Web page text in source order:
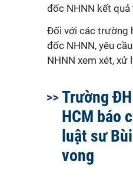
đốc NHNN kết quả
Đối với các trường
đốc NHNN, yêu
NHNN xem xét, xử
Trường
HCM báo
luật sư
vong